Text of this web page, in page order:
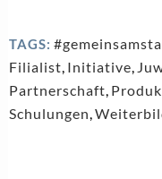
TAGS:
Filialist, Initiative,
Partnerschaft,
Schulungen,